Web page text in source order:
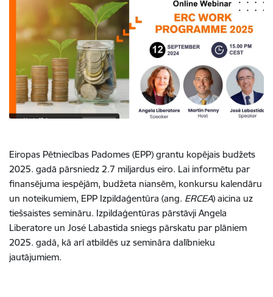
Eiropas Pētniecības Padomes (EPP) grantu kopējais budžets
2025. gadā pārsniedz 2.7 miljardus eiro. Lai informētu par
finansējuma iespējām, budžeta niansēm, konkursu kalendāru
un noteikumiem, EPP Izpildaģentūra (ang. ERCEA) aicina uz
tiešsaistes semināru. Izpildaģentūras pārstāvji Angela
Liberatore un José Labastida sniegs pārskatu par plāniem
2025. gadā, kā arī atbildēs uz semināra dalībnieku
jautājumiem.